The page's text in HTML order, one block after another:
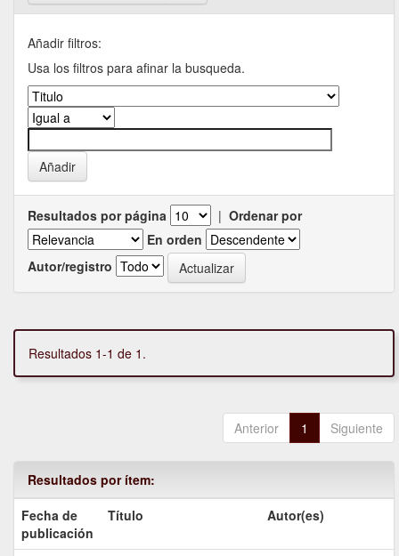
Añadir filtros:
Usa los filtros para afinar la busqueda.
Resultados por página | Ordenar por
En orden
Autor/registro
Resultados 1-1 de 1.
Anterior 1 Siguiente
Resultados por ítem:
Fecha de
publicación
Título Autor(es)